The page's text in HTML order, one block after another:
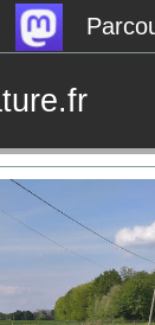
à Brest à vélo